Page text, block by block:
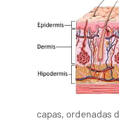
capas, ordenadas